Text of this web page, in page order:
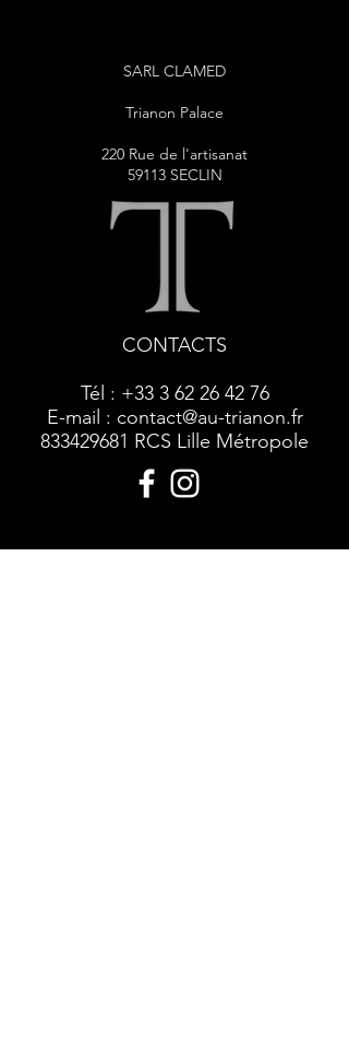
SARL CLAMED
Trianon Palace
220 Rue de l'artisanat
59113 SECLIN
CONTACTS
Tél : +33 3 62 26 42 76
E-mail : contact@au-trianon.fr
833429681 RCS Lille Métropole